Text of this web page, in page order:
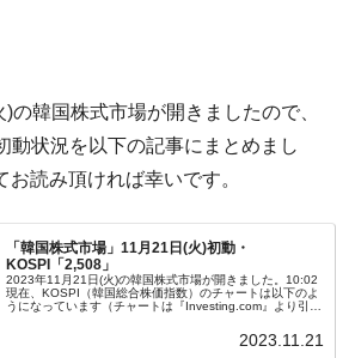
政府「ニセＫ-ブランドを通報しようキ
名物教授も登場！
「橋が落ちました」⇒ 耐久性「なさす
鉄鋼最大手『POSCO』ズブズブ沈む。
少
下院「韓国の公務員個人をターゲット
出！⇒ クーパン問題は合衆国企業に対
の韓国株式市場が開きましたので、
動状況を以下の記事にまとめまし
お読み頂ければ幸いです。
「韓国株式市場」11月21日(火)初動・
KOSPI「2,508」
2023年11月21日(火)の韓国株式市場が開きました。10:02
現在、KOSPI（韓国総合株価指数）のチャートは以下のよ
うになっています（チャートは『Investing.com』より引
2023.11.21